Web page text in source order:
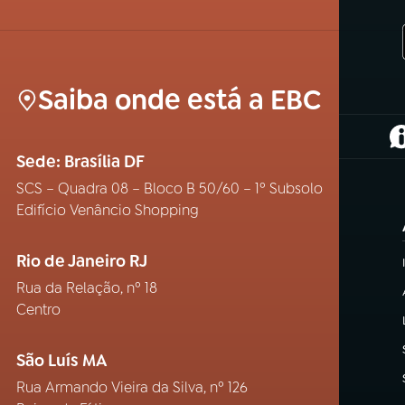
Saiba onde está a EBC
Sede: Brasília DF
SCS – Quadra 08 – Bloco B 50/60 – 1º Subsolo
Edifício Venâncio Shopping
Rio de Janeiro RJ
Rua da Relação, nº 18
Centro
São Luís MA
Rua Armando Vieira da Silva, nº 126